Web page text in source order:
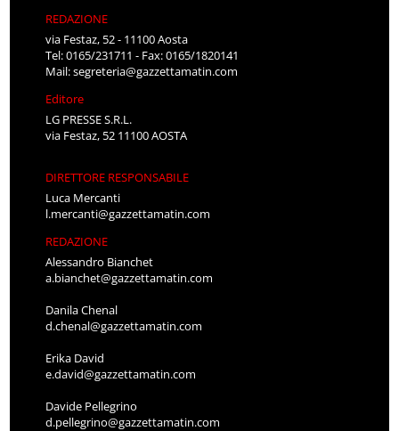
REDAZIONE
via Festaz, 52 - 11100 Aosta
Tel: 0165/231711 - Fax: 0165/1820141
Mail:segreteria@gazzettamatin.com
Editore
LG PRESSE S.R.L.
via Festaz, 52 11100 AOSTA
DIRETTORE RESPONSABILE
Luca Mercanti
l.mercanti@gazzettamatin.com
REDAZIONE
Alessandro Bianchet
a.bianchet@gazzettamatin.com
Danila Chenal
d.chenal@gazzettamatin.com
Erika David
e.david@gazzettamatin.com
Davide Pellegrino
d.pellegrino@gazzettamatin.com